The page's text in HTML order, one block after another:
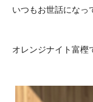
いつもお世話になっ
オレンジナイト富樫